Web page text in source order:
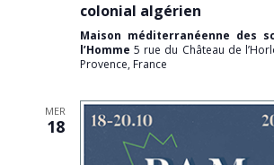
colonial algérien
Maison méditerranéenne des
l’Homme 5 rue du Château de
Provence, France
MER
18